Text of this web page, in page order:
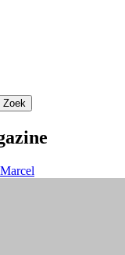
Zoek
Marcel